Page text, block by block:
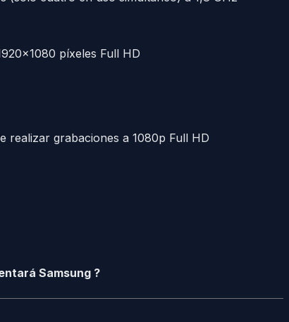
píxeles Full HD
realizar grabaciones a 1080p Full HD
Samsung ?